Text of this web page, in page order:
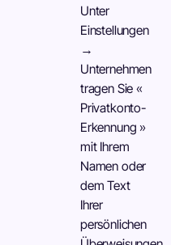
Unter
Einstellungen
→
Unternehmen
tragen Sie «
Privatkonto-
Erkennung »
mit Ihrem
Namen oder
dem Text
Ihrer
persönlichen